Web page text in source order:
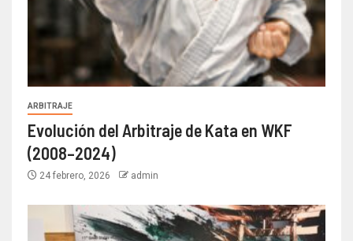
ARBITRAJE
Evolución del Arbitraje de Kata en WKF
(2008–2024)
24 febrero, 2026 admin